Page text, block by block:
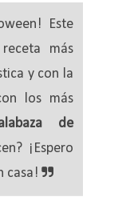
Este
más
y con la
los más
de
¡Espero
casa!